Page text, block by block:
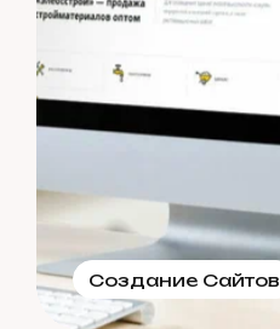
Создание Сайтов